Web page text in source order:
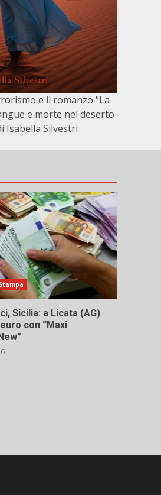
e il romanzo "La
e morte nel deserto
Isabella Silvestri
Sicilia: a Licata (AG)
con “Maxi